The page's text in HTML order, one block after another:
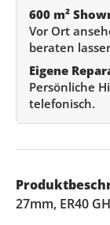
600 m²
Vor Ort
beraten
Eigene
Persönliche
telefonisch.
27mm, ER40